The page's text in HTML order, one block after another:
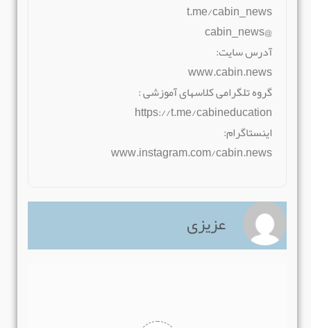
t.me/cabin_news
@cabin_news
آدرس سایت:
www.cabin.news
گروه تلگرامی کلاسهای آموزشی :
https://t.me/cabineducation
اینستاگرام:
www.instagram.com/cabin.news
عزیزی